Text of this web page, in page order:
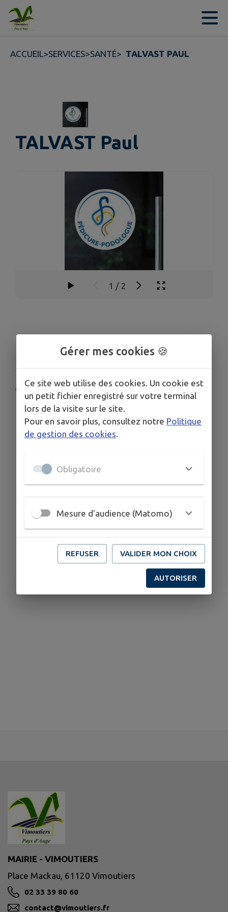
Contenu
ACCUEIL>SERVICES>SANTÉ> TALVAST PAUL
TALVAST Paul
1 / 2
COORDONNÉES
2 bis rue du docteur Marescot
02 59 16 57 67
MAIRIE - VIMOUTIERS
Place Mackau, 61120 Vimoutiers
02 33 39 80 60
contact@vimoutiers.fr
Gérer mes cookies 🍪
Ce site web utilise des cookies. Un cookie est
un petit fichier enregistré sur votre terminal
lors de la visite sur le site.
Pour en savoir plus, consultez notre Politique
de gestion des cookies.
Obligatoire
Mesure d'audience (Matomo)
REFUSER VALIDER MON CHOIX
AUTORISER